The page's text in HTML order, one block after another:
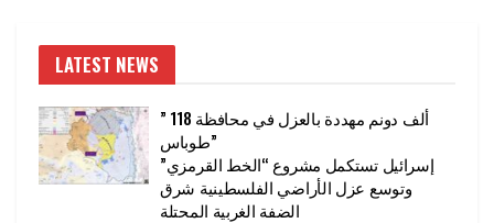
LATEST NEWS
” 118 ألف دونم مهددة بالعزل في محافظة
طوباس”
إسرائيل تستكمل مشروع “الخط القرمزي”
وتوسع عزل الأراضي الفلسطينية شرق
الضفة الغربية المحتلة